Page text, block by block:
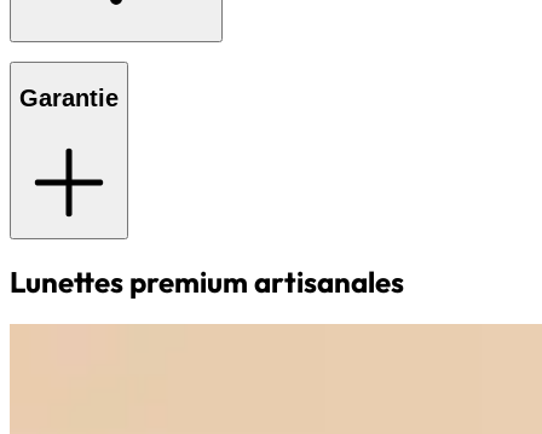
Garantie
Lunettes premium artisanales